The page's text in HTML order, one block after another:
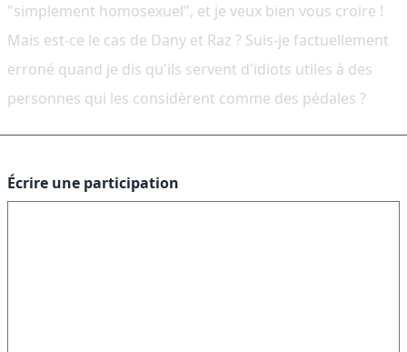
"simplement homosexuel", et je veux bien vous croire !
Mais est-ce le cas de Dany et Raz ? Suis-je factuellement
erroné quand je dis qu'ils servent d'idiots utiles à des
personnes qui les considèrent comme des pédales ?
Écrire une participation